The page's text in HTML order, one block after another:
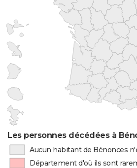
Les personnes décédées à
Aucun habitant de Bénonces
Département d'où ils sont